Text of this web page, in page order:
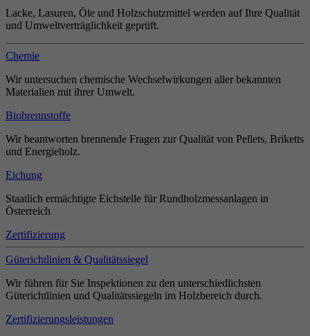
Lacke, Lasuren, Öle und Holzschutzmittel werden auf Ihre Qualität
und Umweltverträglichkeit geprüft.
Chemie
Wir untersuchen chemische Wechselwirkungen aller bekannten
Materialien mit ihrer Umwelt.
Biobrennstoffe
Wir beantworten brennende Fragen zur Qualität von Pellets, Briketts
und Energieholz.
Eichung
Staatlich ermächtigte Eichstelle für Rundholzmessanlagen in
Österreich
Zertifizierung
Güterichtlinien & Qualitätssiegel
Wir führen für Sie Inspektionen zu den unterschiedlichsten
Güterichtlinien und Qualitätssiegeln im Holzbereich durch.
Zertifizierungsleistungen